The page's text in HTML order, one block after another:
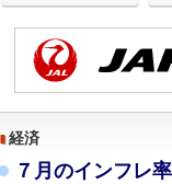
経済
７月のインフレ